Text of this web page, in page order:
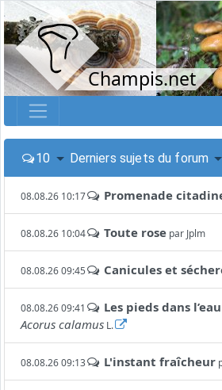
Champis.net
10 Derniers sujets du forum
08.08.26 10:17 Promenade
08.08.26 10:04 Toute rose par Jplm
08.08.26 09:45 Canicules et
08.08.26 09:41 Les pieds dans l’eau
Acorus calamus L.
08.08.26 09:13 L'instant fraîcheur